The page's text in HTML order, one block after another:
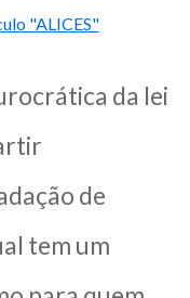
"ALICES"
da lei
de
tem um